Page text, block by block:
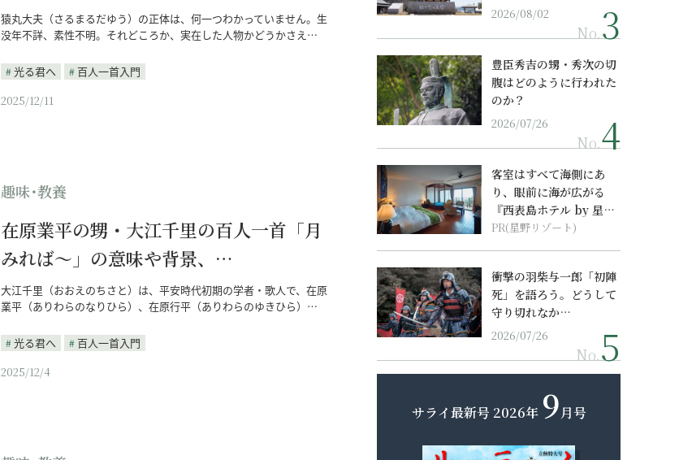
猿丸大夫（さるまるだゆう）の正体は、何一つわかっていません。生
没年不詳、素性不明。それどころか、実在した人物かどうかさえ…
光る君へ
百人一首入門
2025/12/11
趣味･教養
在原業平の甥・大江千里の百人一首「月
みれば～」の意味や背景、…
大江千里（おおえのちさと）は、平安時代初期の学者・歌人で、在原
業平（ありわらのなりひら）、在原行平（ありわらのゆきひら）…
光る君へ
百人一首入門
2025/12/4
2026/08/02
No.
豊臣秀吉の甥・秀次の切
腹はどのように行われた
のか？
2026/07/26
No.
客室はすべて海側にあ
り、眼前に海が広がる
『西表島ホテル by 星野
リゾート』
PR(星野リゾート)
衝撃の羽柴与一郎「初陣
死」を語ろう。どうして
守り切れなか…
2026/07/26
No.
サライ最新号 2026年 9月号